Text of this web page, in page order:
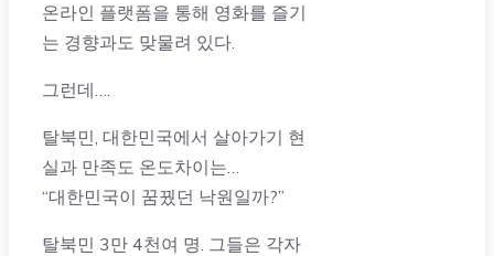
온라인 플랫폼을 통해 영화를 즐기
는 경향과도 맞물려 있다.
그런데….
탈북민, 대한민국에서 살아가기 현
실과 만족도 온도차이는…
“대한민국이 꿈꿨던 낙원일까?”
탈북민 3만 4천여 명. 그들은 각자